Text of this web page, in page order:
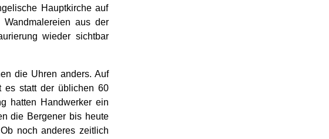
Hauptkirche auf
aus der
wieder sichtbar
die Uhren anders. Auf
es statt der üblichen 60
hatten Handwerker ein
die Bergener bis heute
noch anderes zeitlich